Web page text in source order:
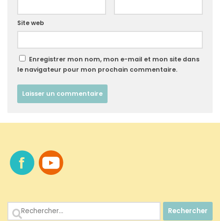
Site web
Enregistrer mon nom, mon e-mail et mon site dans
le navigateur pour mon prochain commentaire.
Rechercher :